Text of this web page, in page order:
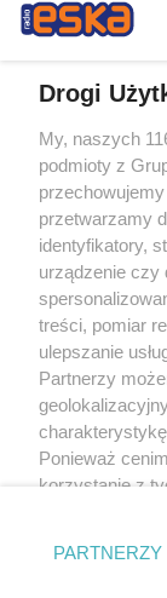
Żaden utwór
rozpowszechniany
tym także
eksploatacji w
bez pisemnej zgody
wykorzystanie
bez właściwej
prawnie.
Drogi
My, naszych
podmioty z
przetwarzamy
identyfikatory,
urządzenie czy
treści, pomiar
ulepszanie
Partnerzy
Ponieważ
korzystanie z
zmienić/
znajdujący się
PARTNERZY